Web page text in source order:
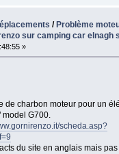
/ Problème
sur camping car elnagh
»
de charbon moteur pour un
model G700.
scheda.asp?
du site en anglais mais